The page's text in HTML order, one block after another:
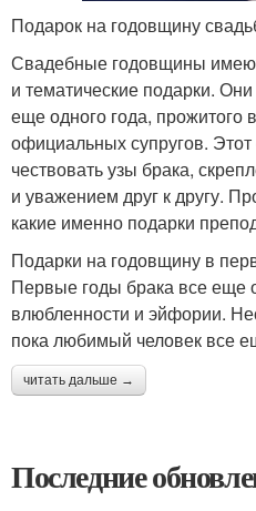
Подарок на годовщину
Свадебные годовщины
и тематические подарки.
еще одного года, прожитого
официальных супругов.
чествовать узы брака,
и уважением друг к другу.
какие именно подарки
Подарки на годовщину в
Первые годы брака все еще
влюбленности и эйфории.
пока любимый человек все
читать дальше →
Последние